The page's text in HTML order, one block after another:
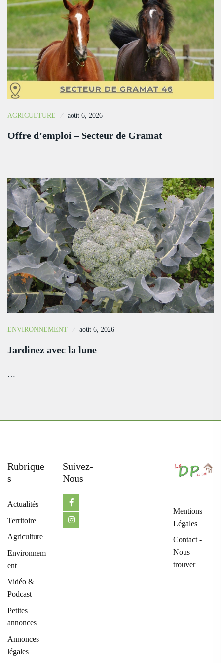
AGRICULTURE août 6, 2026
Offre d’emploi – Secteur de Gramat
ENVIRONNEMENT août 6, 2026
Jardinez avec la lune
…
Rubrique
S
Actualités
Territoire
Agriculture
Environnem
ent
Vidéo &
Podcast
Petites
annonces
Annonces
légales
Suivez-
Nous
Mentions
Légales
Contact -
Nous
trouver